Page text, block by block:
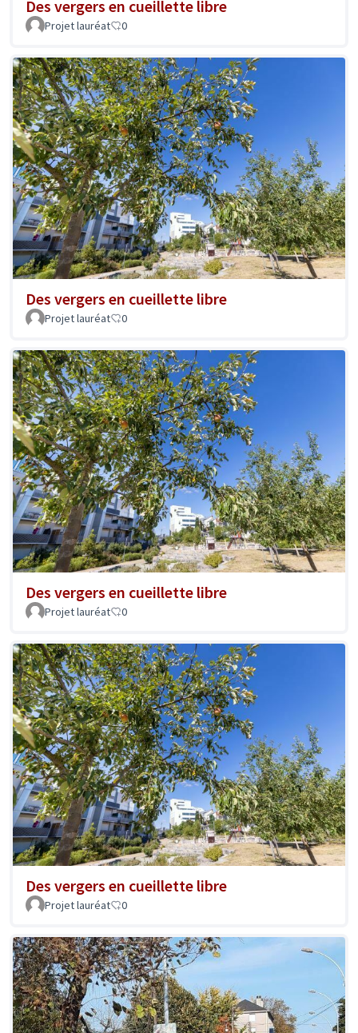
Des vergers en cueillette libre
Projet lauréat 0
Des vergers en cueillette libre
Projet lauréat 0
Des vergers en cueillette libre
Projet lauréat 0
Des vergers en cueillette libre
Projet lauréat 0